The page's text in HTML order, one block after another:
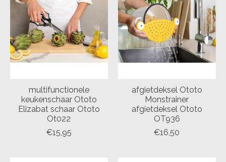
multifunctionele
keukenschaar Ototo
Elizabat schaar Ototo
Ot022
€15,95
afgietdeksel Ototo
Monstrainer
afgietdeksel Ototo
OT936
€16,50